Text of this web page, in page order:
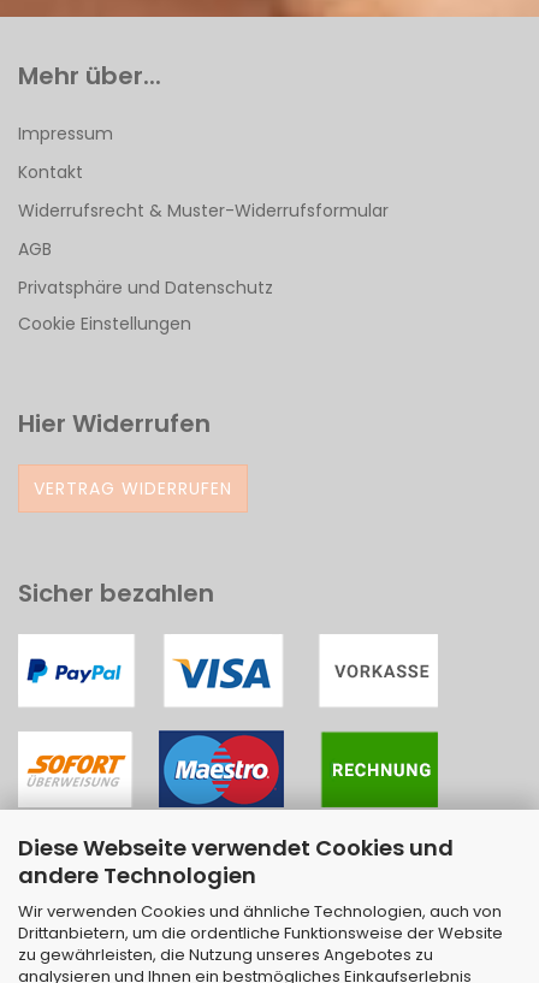
Diese Webseite verwendet Cookies und
andere Technologien
Wir verwenden Cookies und ähnliche Technologien, auch von
Drittanbietern, um die ordentliche Funktionsweise der Website
zu gewährleisten, die Nutzung unseres Angebotes zu
analysieren und Ihnen ein bestmögliches Einkaufserlebnis
Mehr über...
Impressum
Kontakt
Widerrufsrecht & Muster-Widerrufsformular
AGB
Privatsphäre und Datenschutz
Cookie Einstellungen
Hier Widerrufen
VERTRAG WIDERRUFEN
Sicher bezahlen